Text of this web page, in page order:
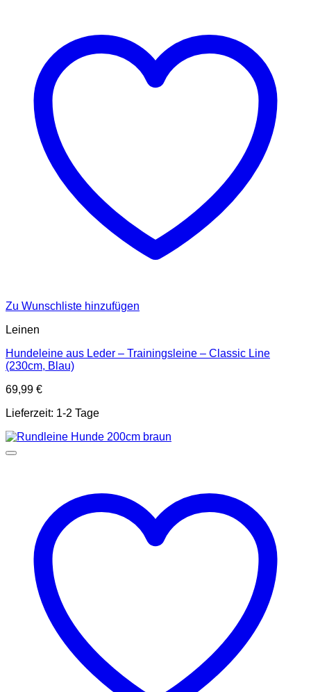
Zu Wunschliste hinzufügen
Leinen
Hundeleine aus Leder – Trainingsleine – Classic Line
(230cm, Blau)
69,99 €
Lieferzeit: 1-2 Tage